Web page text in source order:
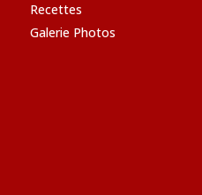
Recettes
Galerie Photos